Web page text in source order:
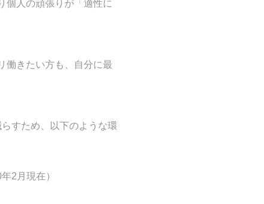
個人の頑張りが「適性に
きたい方も、
自分に最
すため、以下のような環
2月現在）